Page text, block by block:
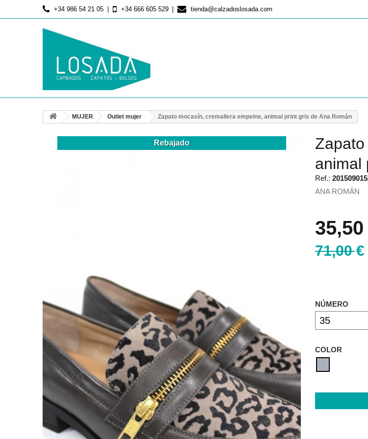
+34 986 54 21 05 +34 666 605 529 tienda@calzadoslosada.com
MUJER Outlet mujer Zapato mocasín, cremallera empeine, animal print gris de Ana Román
animal
Ref.:
ANA ROMÁN
Rebajado
35,50
71,00 €
NÚMERO
COLOR